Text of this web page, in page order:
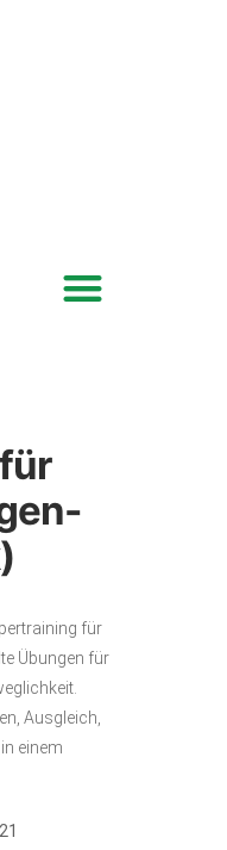
für
Übungen für
Ausgleich,
einem